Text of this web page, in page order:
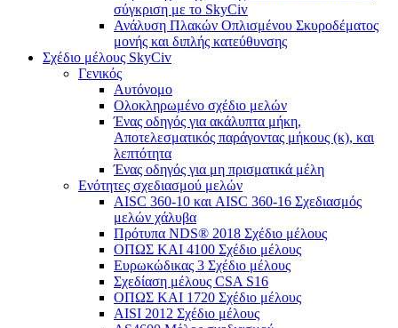
σύγκριση με το SkyCiv
Ανάλυση Πλακών Οπλισμένου Σκυροδέματος
μονής και διπλής κατεύθυνσης
Σχέδιο μέλους SkyCiv
Γενικός
Αυτόνομο
Ολοκληρωμένο σχέδιο μελών
Ένας οδηγός για ακάλυπτα μήκη,
Αποτελεσματικός παράγοντας μήκους (κ), και
λεπτότητα
Ένας οδηγός για μη πρισματικά μέλη
Ενότητες σχεδιασμού μελών
AISC 360-10 και AISC 360-16 Σχεδιασμός
μελών χάλυβα
Πρότυπα NDS® 2018 Σχέδιο μέλους
ΟΠΩΣ ΚΑΙ 4100 Σχέδιο μέλους
Ευρωκώδικας 3 Σχέδιο μέλους
Σχεδίαση μέλους CSA S16
ΟΠΩΣ ΚΑΙ 1720 Σχέδιο μέλους
AISI 2012 Σχέδιο μέλους